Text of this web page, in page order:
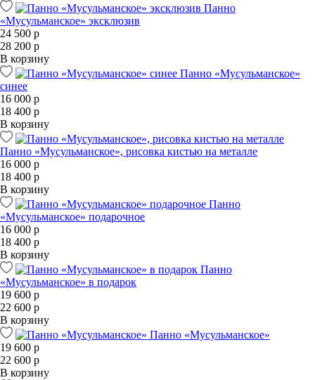
Панно
«Мусульманское» эксклюзив
24 500 р
28 200 р
В корзину
Панно «Мусульманское»
синее
16 000 р
18 400 р
В корзину
Панно «Мусульманское», рисовка кистью на металле
16 000 р
18 400 р
В корзину
Панно
«Мусульманское» подарочное
16 000 р
18 400 р
В корзину
Панно
«Мусульманское» в подарок
19 600 р
22 600 р
В корзину
Панно «Мусульманское»
19 600 р
22 600 р
В корзину